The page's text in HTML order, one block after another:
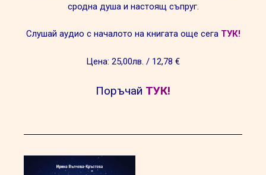
сродна душа и настоящ съпруг.
Слушай аудио с началото на книгата още сега ТУК!
Цена: 25,00лв. / 12,78 €
Поръчай ТУК!